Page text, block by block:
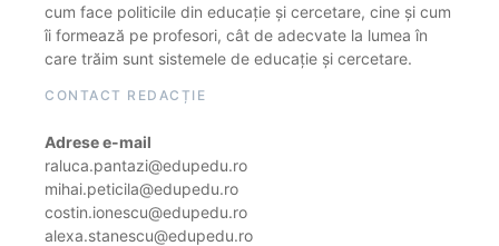
cum face politicile din educație și cercetare, cine și cum
îi formează pe profesori, cât de adecvate la lumea în
care trăim sunt sistemele de educație și cercetare.
CONTACT REDACȚIE
Adrese e-mail
raluca.pantazi@edupedu.ro
mihai.peticila@edupedu.ro
costin.ionescu@edupedu.ro
alexa.stanescu@edupedu.ro